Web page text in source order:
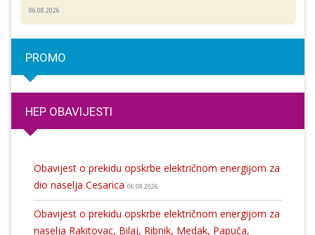
06.08.2026
PROMO
HEP OBAVIJESTI
Obavijest o prekidu opskrbe električnom energijom za
dio naselja Cesarica 06.08.2026
Obavijest o prekidu opskrbe električnom energijom za
naselja Rakitovac, Bilaj, Ribnik, Medak, Papuča,